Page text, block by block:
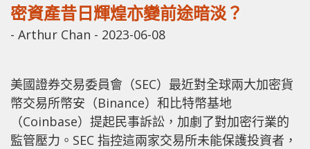
密資產昔日輝煌亦變前途暗淡？
- Arthur Chan - 2023-06-08
美國證券交易委員會（SEC）最近對全球兩大加密貨
幣交易所幣安（Binance）和比特幣基地
（Coinbase）提起民事訴訟，加劇了對加密行業的
監管壓力。SEC 指控這兩家交易所未能保護投資者，